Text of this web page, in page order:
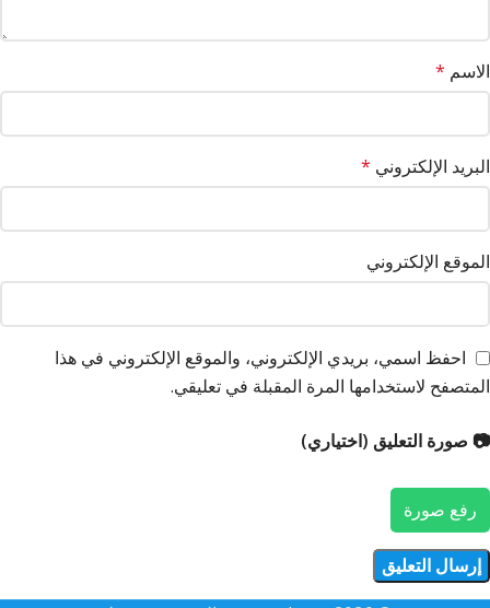
الاسم *
البريد الإلكتروني *
الموقع الإلكتروني
احفظ اسمي، بريدي الإلكتروني، والموقع الإلكتروني في هذا
المتصفح لاستخدامها المرة المقبلة في تعليقي.
📷 صورة التعليق (اختياري)
رفع صورة